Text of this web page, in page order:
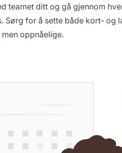
teamet ditt og gå gjennom
Sørg for å sette både kort- og
oppnåelige.